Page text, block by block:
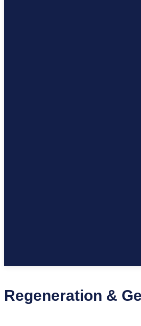
Regeneration &